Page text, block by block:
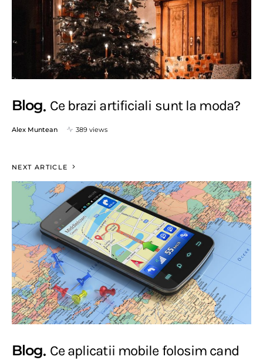
Blog Ce brazi artificiali sunt la moda?
Alex Muntean 389 views
NEXT ARTICLE
Blog Ce aplicatii mobile folosim cand